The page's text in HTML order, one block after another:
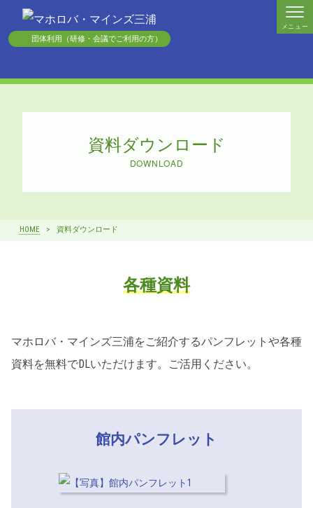
団体利用（研修・会議でご利用の方）
メニュー
資料ダウンロード
DOWNLOAD
HOME 資料ダウンロード
各種資料
マホロバ・マインズ三浦をご紹介するパンフレットや各種
資料を無料でDLいただけます。ご活用ください。
館内パンフレット